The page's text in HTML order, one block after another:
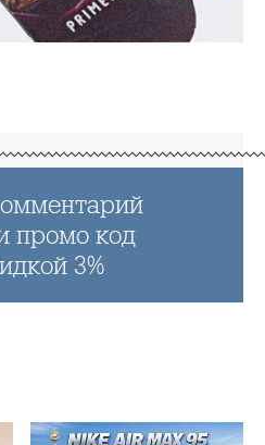
промо код
3%